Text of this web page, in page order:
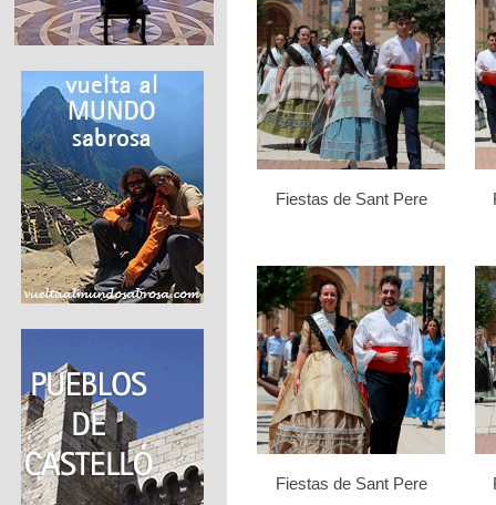
Fiestas de Sant Pere
Fiestas de Sant Pere